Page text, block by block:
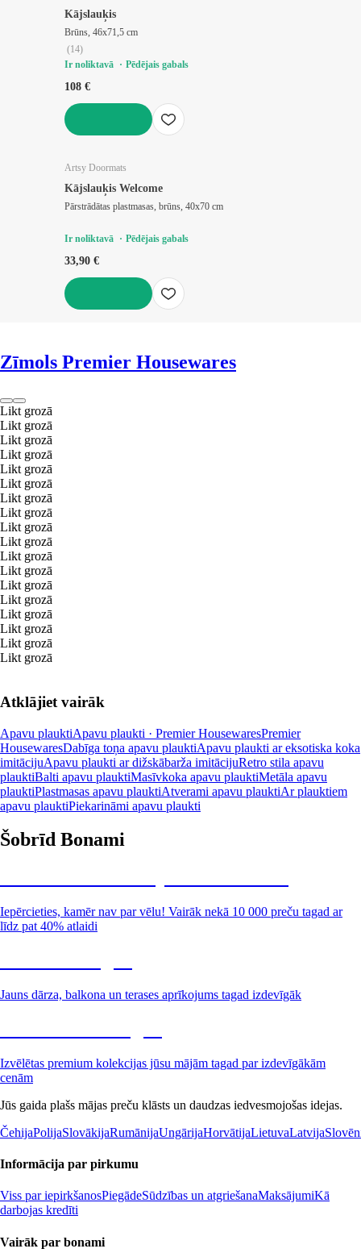
Kājslauķis
Brūns, 46x71,5 cm
(14)
Ir noliktavā
Pēdējais gabals
108 €
Artsy Doormats
Kājslauķis Welcome
Pārstrādātas plastmasas, brūns, 40x70 cm
Ir noliktavā Pēdējais gabals
33,90 €
Zīmols Premier Housewares
Likt grozā
Likt grozā
Likt grozā
Likt grozā
Likt grozā
Likt grozā
Likt grozā
Likt grozā
Likt grozā
Likt grozā
Likt grozā
Likt grozā
Likt grozā
Likt grozā
Likt grozā
Likt grozā
Likt grozā
Likt grozā
Atklājiet vairāk
Apavu plauktiApavu plaukti · Premier HousewaresPremier
HousewaresDabīga toņa apavu plauktiApavu plaukti ar eksotiska koka
imitācijuApavu plaukti ar dižskābarža imitācijuRetro stila apavu
plauktiBalti apavu plauktiMasīvkoka apavu plauktiMetāla apavu
plauktiPlastmasas apavu plauktiAtverami apavu plauktiAr plauktiem
apavu plauktiPiekarināmi apavu plaukti
Šobrīd Bonami
Iepērcieties, kamēr nav par vēlu! Vairāk nekā 10 000 preču tagad ar
līdz pat 40% atlaidi
Jauns dārza, balkona un terases aprīkojums tagad izdevīgāk
Izvēlētas premium kolekcijas jūsu mājām tagad par izdevīgākām
cenām
Jūs gaida plašs mājas preču klāsts un daudzas iedvesmojošas idejas.
ČehijaPolijaSlovākijaRumānijaUngārijaHorvātijaLietuvaLatvija
Informācija par pirkumu
Viss par iepirkšanosPiegādeSūdzības un atgriešanaMaksājumiKā
darbojas kredīti
Vairāk par bonami